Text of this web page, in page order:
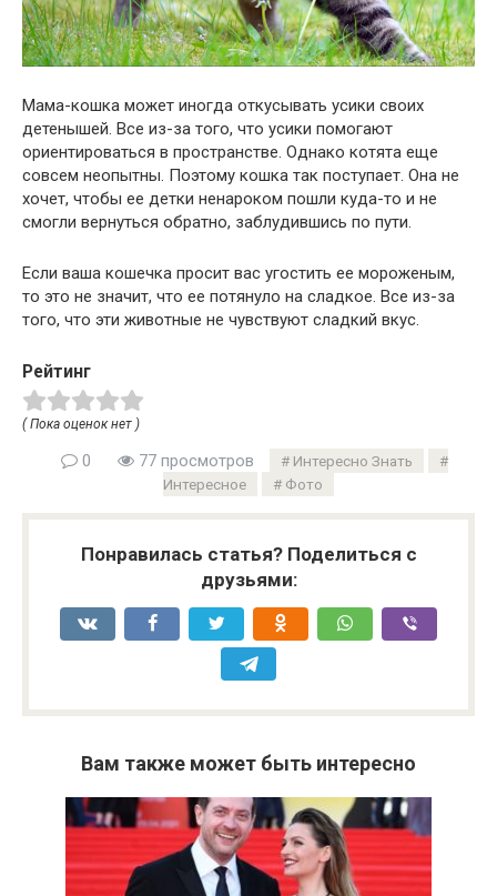
Мама-кошка может иногда откусывать усики своих
детенышей. Все из-за того, что усики помогают
ориентироваться в пространстве. Однако котята еще
совсем неопытны. Поэтому кошка так поступает. Она не
хочет, чтобы ее детки ненароком пошли куда-то и не
смогли вернуться обратно, заблудившись по пути.
Если ваша кошечка просит вас угостить ее мороженым,
то это не значит, что ее потянуло на сладкое. Все из-за
того, что эти животные не чувствуют сладкий вкус.
Рейтинг
( Пока оценок нет )
0 77 просмотров
Интересно Знать
Интересное
Фото
Понравилась статья? Поделиться с
друзьями:
Вам также может быть интересно